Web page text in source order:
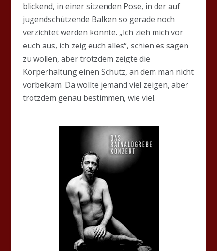
blickend, in einer sitzenden Pose, in der auf
jugendschützende Balken so gerade noch
verzichtet werden konnte. „Ich zieh mich vor
euch aus, ich zeig euch alles“, schien es sagen
zu wollen, aber trotzdem zeigte die
Körperhaltung einen Schutz, an dem man nicht
vorbeikam. Da wollte jemand viel zeigen, aber
trotzdem genau bestimmen, wie viel.